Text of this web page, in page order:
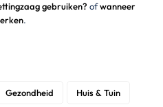
gebruiken? ofwanneer
.
Gezondheid Huis & Tuin